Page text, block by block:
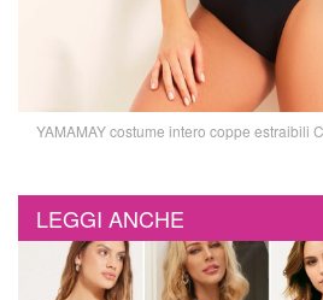
YAMAMAY costume intero coppe estraibili
LEGGI ANCHE